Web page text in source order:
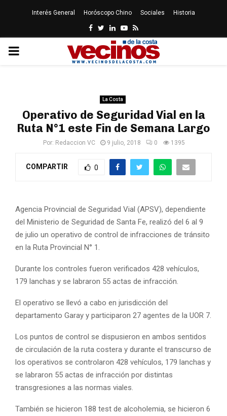
Interés General Horóscopo Chino Sociales Historia
Facebook
Twitter
LinkedinYoutube
Rss
PRIMARY
La Costa
Operativo de Seguridad Vial en la
Ruta N°1 este Fin de Semana Largo
Por: Redaccion VC 9 julio, 2018 0 1395
COMPARTIR 0
Agencia Provincial de Seguridad Vial (APSV), dependiente
del Ministerio de Seguridad de Santa Fe, realizó del 6 al 9
de julio un operativo de control de infracciones de tránsito
en la Ruta Provincial N° 1.
Durante los controles fueron verificados 428 vehículos,
179 lanchas y se labraron 55 actas de infracción.
El operativo se llevó a cabo en jurisdicción del
departamento Garay y participaron 27 agentes de la UOR 7.
Los puntos de control se dispusieron en ambos sentidos
de circulación de la ruta costera y durante el transcurso de
los operativos se controlaron 428 vehículos, 179 lanchas y
se labraron 55 actas de infracción por distintas
transgresiones a las normas viales.
También se hicieron 188 test de alcoholemia, se hicieron 6